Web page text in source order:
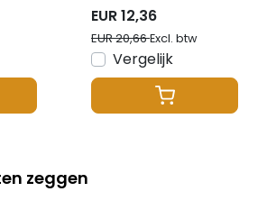
EUR 12,36
EUR 20,66Excl. btw
Vergelijk
zeggen